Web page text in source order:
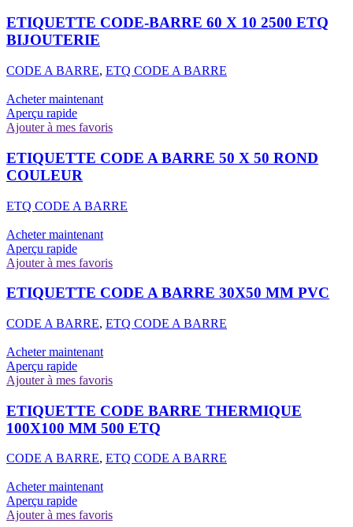
ETIQUETTE CODE-BARRE 60 X 10 2500 ETQ
BIJOUTERIE
CODE A BARRE, ETQ CODE A BARRE
Acheter maintenant
Aperçu rapide
Ajouter à mes favoris
ETIQUETTE CODE A BARRE 50 X 50 ROND
COULEUR
ETQ CODE A BARRE
Acheter maintenant
Aperçu rapide
Ajouter à mes favoris
ETIQUETTE CODE A BARRE 30X50 MM PVC
CODE A BARRE, ETQ CODE A BARRE
Acheter maintenant
Aperçu rapide
Ajouter à mes favoris
ETIQUETTE CODE BARRE THERMIQUE
100X100 MM 500 ETQ
CODE A BARRE, ETQ CODE A BARRE
Acheter maintenant
Aperçu rapide
Ajouter à mes favoris